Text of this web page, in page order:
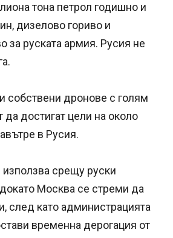
тона петрол годишно и
дизелово гориво и
за руската армия. Русия не
собствени дронове с голям
да достигат цели на около
в Русия.
срещу руски
Москва се стреми да
след като администрацията
временна дерогация от